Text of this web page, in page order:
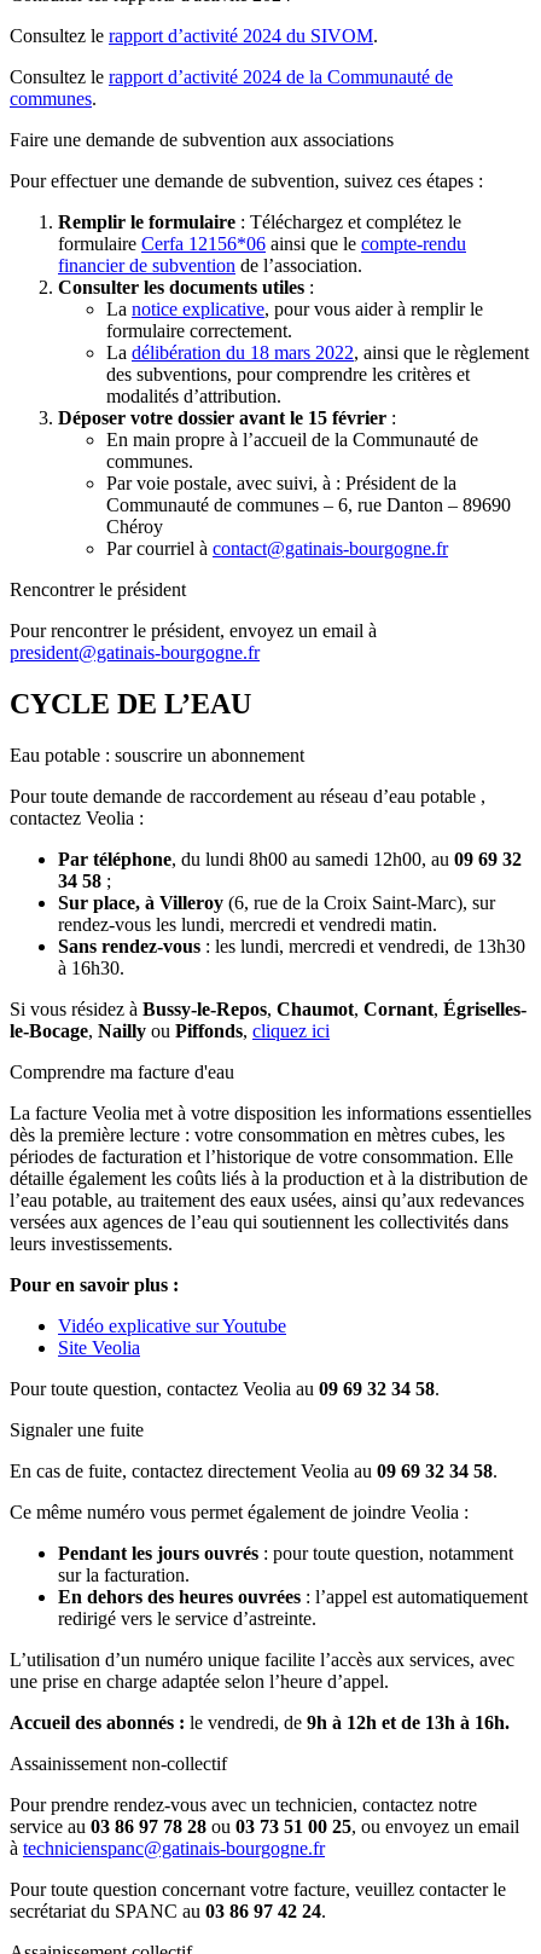
Consultez le rapport d’activité 2024 du SIVOM.
Consultez le rapport d’activité 2024 de la Communauté de
communes.
Faire une demande de subvention aux associations
Pour effectuer une demande de subvention, suivez ces étapes :
Remplir le formulaire : Téléchargez et complétez le
formulaire Cerfa 12156*06 ainsi que le compte-rendu
financier de subvention de l’association.
Consulter les documents utiles :
La notice explicative, pour vous aider à remplir le
formulaire correctement.
La délibération du 18 mars 2022, ainsi que le règlement
des subventions, pour comprendre les critères et
modalités d’attribution.
Déposer votre dossier avant le 15 février :
En main propre à l’accueil de la Communauté de
communes.
Par voie postale, avec suivi, à : Président de la
Communauté de communes – 6, rue Danton – 89690
Chéroy
Par courriel à contact@gatinais-bourgogne.fr
Rencontrer le président
Pour rencontrer le président, envoyez un email à
president@gatinais-bourgogne.fr
CYCLE DE L’EAU
Eau potable : souscrire un abonnement
Pour toute demande de raccordement au réseau d’eau potable ,
contactez Veolia :
Par téléphone, du lundi 8h00 au samedi 12h00, au 09 69 32
34 58 ;
Sur place, à Villeroy (6, rue de la Croix Saint-Marc), sur
rendez-vous les lundi, mercredi et vendredi matin.
Sans rendez-vous : les lundi, mercredi et vendredi, de 13h30
à 16h30.
Si vous résidez à Bussy-le-Repos, Chaumot, Cornant, Égriselles-
le-Bocage, Nailly ou Piffonds, cliquez ici
Comprendre ma facture d'eau
La facture Veolia met à votre disposition les informations essentielles
dès la première lecture : votre consommation en mètres cubes, les
périodes de facturation et l’historique de votre consommation. Elle
détaille également les coûts liés à la production et à la distribution de
l’eau potable, au traitement des eaux usées, ainsi qu’aux redevances
versées aux agences de l’eau qui soutiennent les collectivités dans
leurs investissements.
Pour en savoir plus :
Vidéo explicative sur Youtube
Site Veolia
Pour toute question, contactez Veolia au 09 69 32 34 58.
Signaler une fuite
En cas de fuite, contactez directement Veolia au 09 69 32 34 58.
Ce même numéro vous permet également de joindre Veolia :
Pendant les jours ouvrés : pour toute question, notamment
sur la facturation.
En dehors des heures ouvrées : l’appel est automatiquement
redirigé vers le service d’astreinte.
L’utilisation d’un numéro unique facilite l’accès aux services, avec
une prise en charge adaptée selon l’heure d’appel.
Accueil des abonnés : le vendredi, de 9h à 12h et de 13h à 16h.
Assainissement non-collectif
Pour prendre rendez-vous avec un technicien, contactez notre
service au 03 86 97 78 28 ou 03 73 51 00 25, ou envoyez un email
à technicienspanc@gatinais-bourgogne.fr
Pour toute question concernant votre facture, veuillez contacter le
secrétariat du SPANC au 03 86 97 42 24.